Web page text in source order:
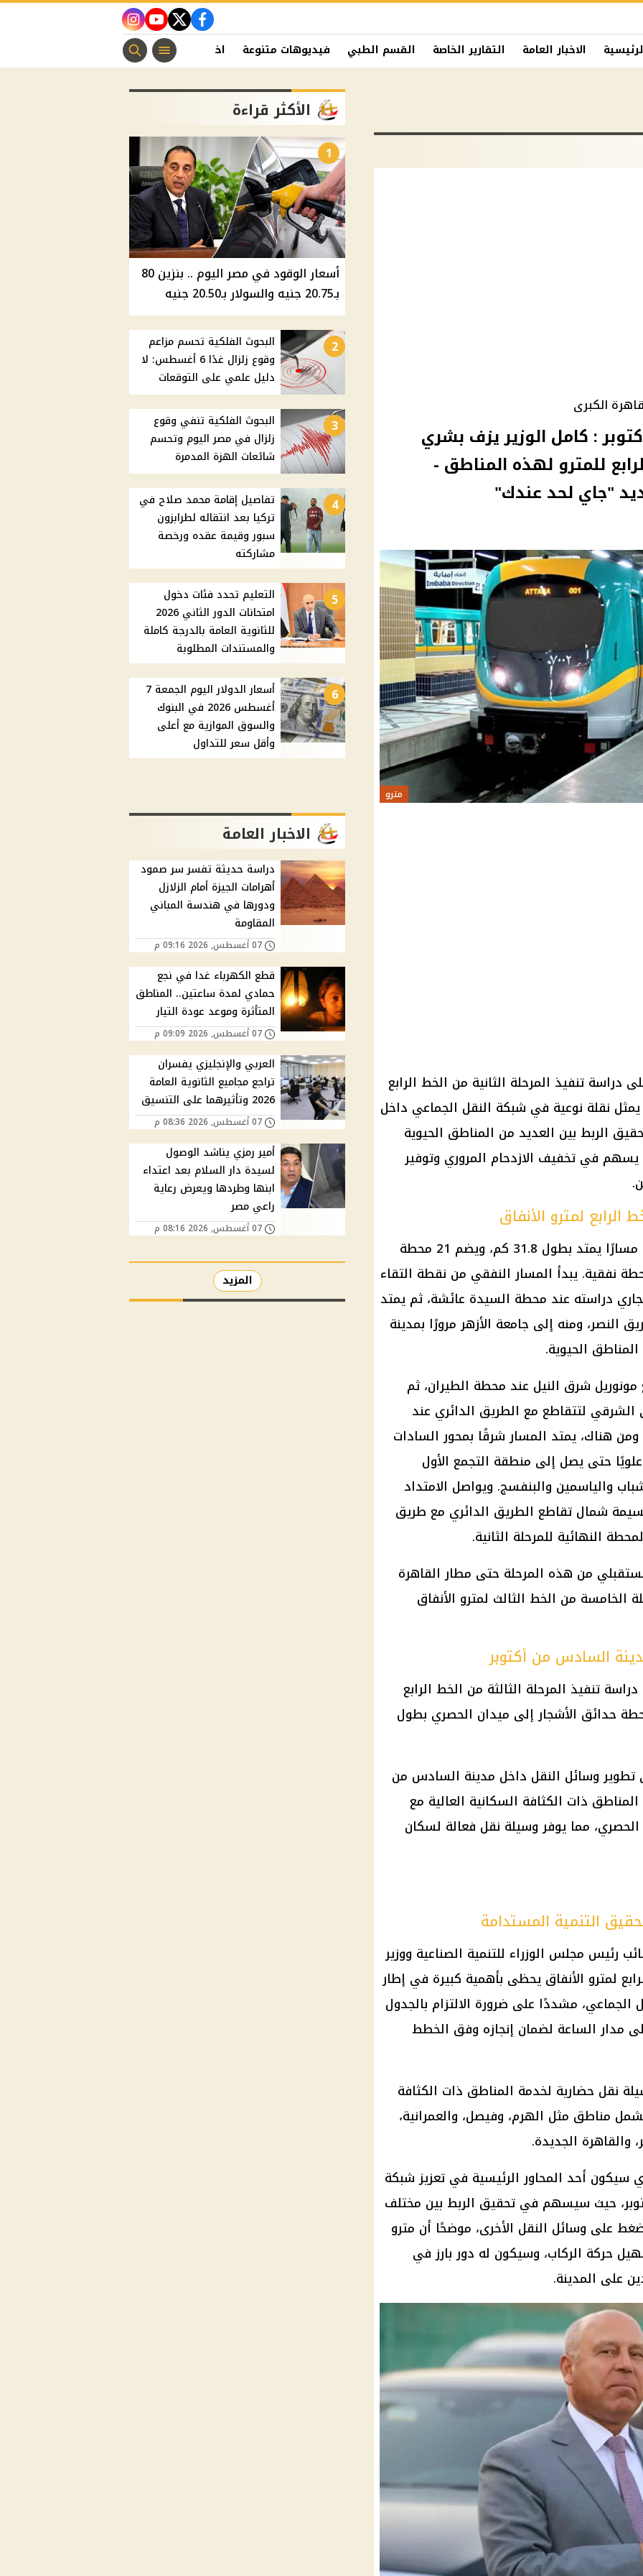
facebook
twitter
youtube
instagram
الاخبار العامة التقارير الخاصة القسم الطبي فيديوهات متنوعة اخبار الفن منوعات مسيحية
الكبرى
لسكان الجيزة و6 أكتوبر : كامل الوزير يزف بشري
للمترو لهذه المناطق -
"جاي لحد عندك"
مترو
دراسة تنفيذ المرحلة الثانية من الخط الرابع
نقلة نوعية في شبكة النقل الجماعي داخل
الربط بين العديد من المناطق الحيوية
يسهم في تخفيف الازدحام المروري وتوفير
الرابع لمترو الأنفاق
تشمل المرحلة الثانية من المشروع مسارًا يمتد بطول 31.8 كم، ويضم 21 محطة
بين 6 محطات علوية و15 محطة نفقية. يبدأ المسار النفقي من نقطة التقاء
دراسته عند محطة السيدة عائشة، ثم يمتد
النصر، ومنه إلى جامعة الأزهر مرورًا بمدينة
الحيوية.
شرق النيل عند محطة الطيران، ثم
الشرقي لتتقاطع مع الطريق الدائري عند
هناك، يمتد المسار شرقًا بمحور السادات
حتى يصل إلى منطقة التجمع الأول
والياسمين والبنفسج. ويواصل الامتداد
شمال تقاطع الطريق الدائري مع طريق
النهائية للمرحلة الثانية.
من هذه المرحلة حتى مطار القاهرة
الخامسة من الخط الثالث لمترو الأنفاق
السادس من أكتوبر
دراسة تنفيذ المرحلة الثالثة من الخط الرابع
حدائق الأشجار إلى ميدان الحصري بطول
وسائل النقل داخل مدينة السادس من
ذات الكثافة السكانية العالية مع
الحصري، مما يوفر وسيلة نقل فعالة لسكان
التنمية المستدامة
رئيس مجلس الوزراء للتنمية الصناعية ووزير
لمترو الأنفاق يحظى بأهمية كبيرة في إطار
مشددًا على ضرورة الالتزام بالجدول
مدار الساعة لضمان إنجازه وفق الخطط
نقل حضارية لخدمة المناطق ذات الكثافة
مناطق مثل الهرم، وفيصل، والعمرانية،
والقاهرة الجديدة.
سيكون أحد المحاور الرئيسية في تعزيز شبكة
حيث سيسهم في تحقيق الربط بين مختلف
على وسائل النقل الأخرى، موضحًا أن مترو
حركة الركاب، وسيكون له دور بارز في
على المدينة.
الأكثر قراءة
1
أسعار الوقود في مصر اليوم .. بنزين 80
بـ20.75 جنيه والسولار بـ20.50 جنيه
2
البحوث الفلكية تحسم مزاعم
وقوع زلزال غدًا 6 أغسطس: لا
دليل علمي على التوقعات
3
البحوث الفلكية تنفي وقوع
زلزال في مصر اليوم وتحسم
شائعات الهزة المدمرة
4
تفاصيل إقامة محمد صلاح في
تركيا بعد انتقاله لطرابزون
سبور وقيمة عقده ورخصة
مشاركته
5
التعليم تحدد فئات دخول
امتحانات الدور الثاني 2026
للثانوية العامة بالدرجة كاملة
والمستندات المطلوبة
6
أسعار الدولار اليوم الجمعة 7
أغسطس 2026 في البنوك
والسوق الموازية مع أعلى
وأقل سعر للتداول
الاخبار العامة
دراسة حديثة تفسر سر صمود
أهرامات الجيزة أمام الزلازل
ودورها في هندسة المباني
المقاومة
07 أغسطس, 2026 09:16 م
قطع الكهرباء غدا في نجع
حمادي لمدة ساعتين.. المناطق
المتأثرة وموعد عودة التيار
07 أغسطس, 2026 09:09 م
العربي والإنجليزي يفسران
تراجع مجاميع الثانوية العامة
2026 وتأثيرهما على التنسيق
07 أغسطس, 2026 08:36 م
أمير رمزي يناشد الوصول
لسيدة دار السلام بعد اعتداء
ابنها وطردها ويعرض رعاية
راعي مصر
07 أغسطس, 2026 08:16 م
المزيد